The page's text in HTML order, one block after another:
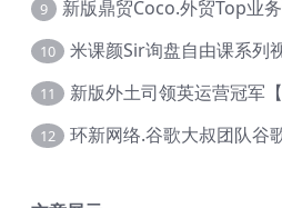
9
10 米课颜Sir询盘自由课系列
11 新版外土司领英运营冠军【
12